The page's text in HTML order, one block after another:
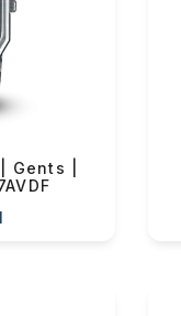
Gents |